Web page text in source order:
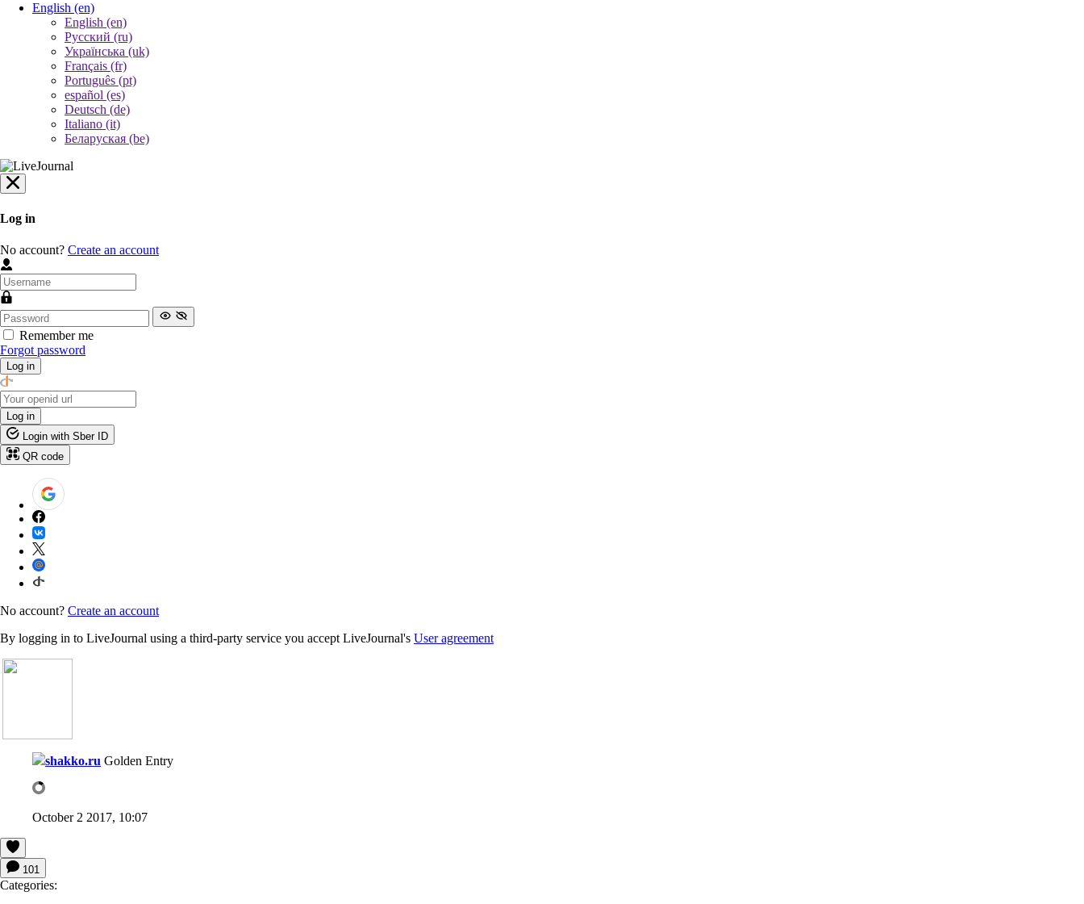
English (en)
English (en)
Русский (ru)
Українська (uk)
Français (fr)
Português (pt)
español (es)
Deutsch (de)
Italiano (it)
Беларуская (be)
Log in
No account? Create an account
Remember me
Forgot password
Log in
Log in
Login with Sber ID
QR code
No account? Create an account
By logging in to LiveJournal using a third-party service you accept LiveJournal's User agreement
shakko.ru Golden Entry
October 2 2017, 10:07
101
Categories: